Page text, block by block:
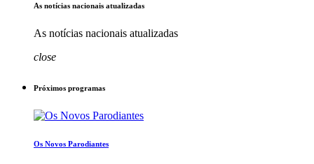
As notícias nacionais atualizadas
As notícias nacionais atualizadas
close
Próximos programas
Os Novos Parodiantes